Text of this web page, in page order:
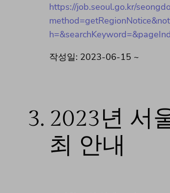
https://job.seoul.go.kr/
작성일: 2023-06-15 ~
3. 2023년 서
최 안내